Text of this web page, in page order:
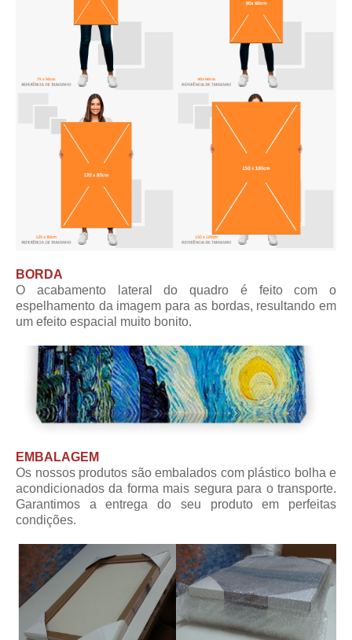
BORDA
O acabamento lateral do quadro é feito com o
espelhamento da imagem para as bordas, resultando em
um efeito espacial muito bonito.
EMBALAGEM
Os nossos produtos são embalados com plástico bolha e
acondicionados da forma mais segura para o transporte.
Garantimos a entrega do seu produto em perfeitas
condições.